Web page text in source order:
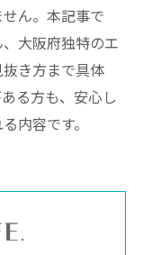
ん。本記事で
大阪府独特のエ
き方まで具体
る方も、安心し
内容です。